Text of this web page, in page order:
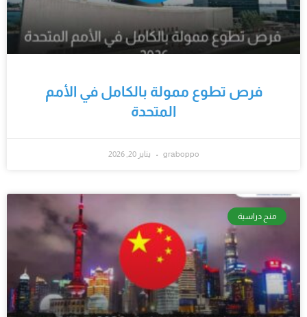
فرص تطوع ممولة بالكامل في الأمم
المتحدة
graboppo يناير 20, 2026
منح دراسية